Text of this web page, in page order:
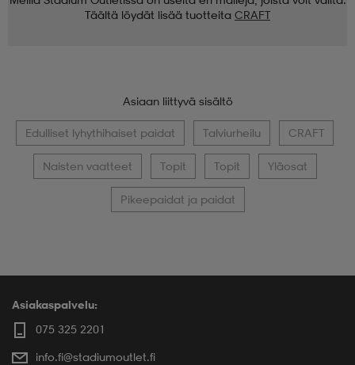
Täältä löydät lisää tuotteita CRAFT
Asiaan liittyvä sisältö
Edulliset lyhythihaiset paidat Talviurheilu CRAFT
Naisten vaatteet Topit Topit Yläosat
Pikeepaidat ja paidat
Asiakaspalvelu:
075 325 2201
info.fi@stadiumoutlet.fi